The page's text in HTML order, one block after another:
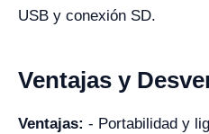
USB y conexión SD.
Ventajas y
Ventajas: - Portabilidad y